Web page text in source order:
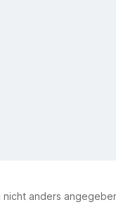
anders